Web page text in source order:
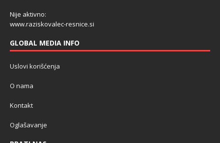
Nije aktivno:
www.raziskovalec-resnice.si
GLOBAL MEDIA INFO
Uslovi korišćenja
O nama
Kontakt
Oglašavanje